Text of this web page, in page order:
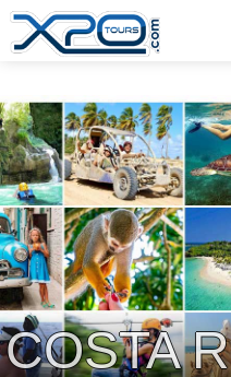
RESERVAS - SÓLO MÁS
COSTA